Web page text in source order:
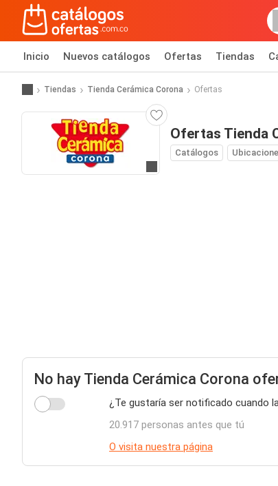
Inicio Nuevos catálogos Ofertas Tiendas
Tiendas Tienda Cerámica Corona Ofertas
Ofertas Tienda
Catálogos
No hay Tienda Cerámica Corona
¿Te gustaría ser notificado cuando
20.917 personas antes que tú
O visita nuestra página